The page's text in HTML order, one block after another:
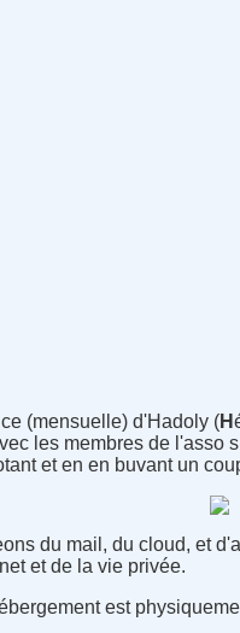
(mensuelle) d'Hadoly (H
les membres de l'asso
et en en buvant un
du mail, du cloud, et
et de la vie privée.
est